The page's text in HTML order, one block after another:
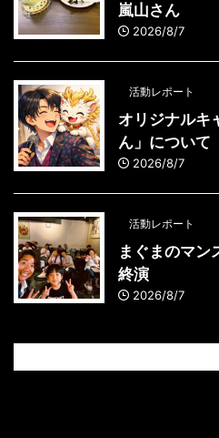
嵐山さん
2026/8/7
活動レポート
オリジナルキ
ん」について
2026/8/7
活動レポート
まぐまのマ
終演
2026/8/7